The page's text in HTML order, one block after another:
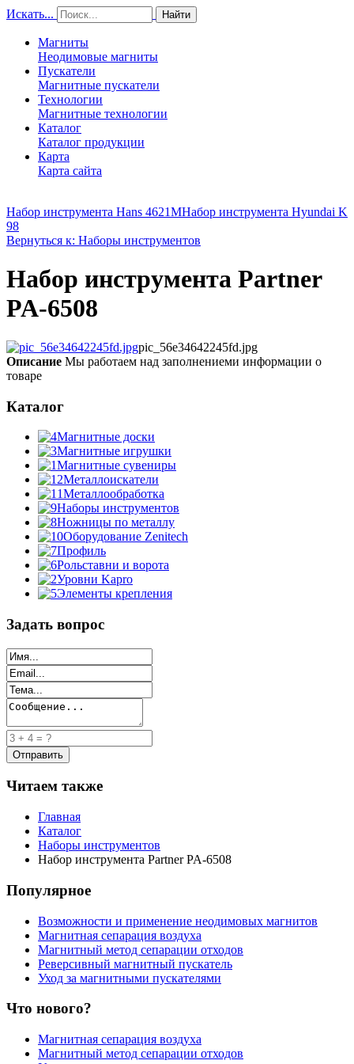
Искать... Найти
Магниты
Неодимовые магниты
Пускатели
Магнитные пускатели
Технологии
Магнитные технологии
Каталог
Каталог продукции
Карта
Карта сайта
Набор инструмента Hans 4621МНабор инструмента Hyundai K
98
Вернуться к: Наборы инструментов
Набор инструмента Partner
PA-6508
pic_56e34642245fd.jpg
Описание Мы работаем над заполнениеми информации о
товаре
Каталог
Магнитные доски
Магнитные игрушки
Магнитные сувениры
Металлоискатели
Металлообработка
Наборы инструментов
Ножницы по металлу
Оборудование Zenitech
Профиль
Рольставни и ворота
Уровни Kapro
Элементы крепления
Задать вопрос
Читаем также
Главная
Каталог
Наборы инструментов
Набор инструмента Partner PA-6508
Популярное
Возможности и применение неодимовых магнитов
Магнитная сепарация воздуха
Магнитный метод сепарации отходов
Реверсивный магнитный пускатель
Уход за магнитными пускателями
Что нового?
Магнитная сепарация воздуха
Магнитный метод сепарации отходов